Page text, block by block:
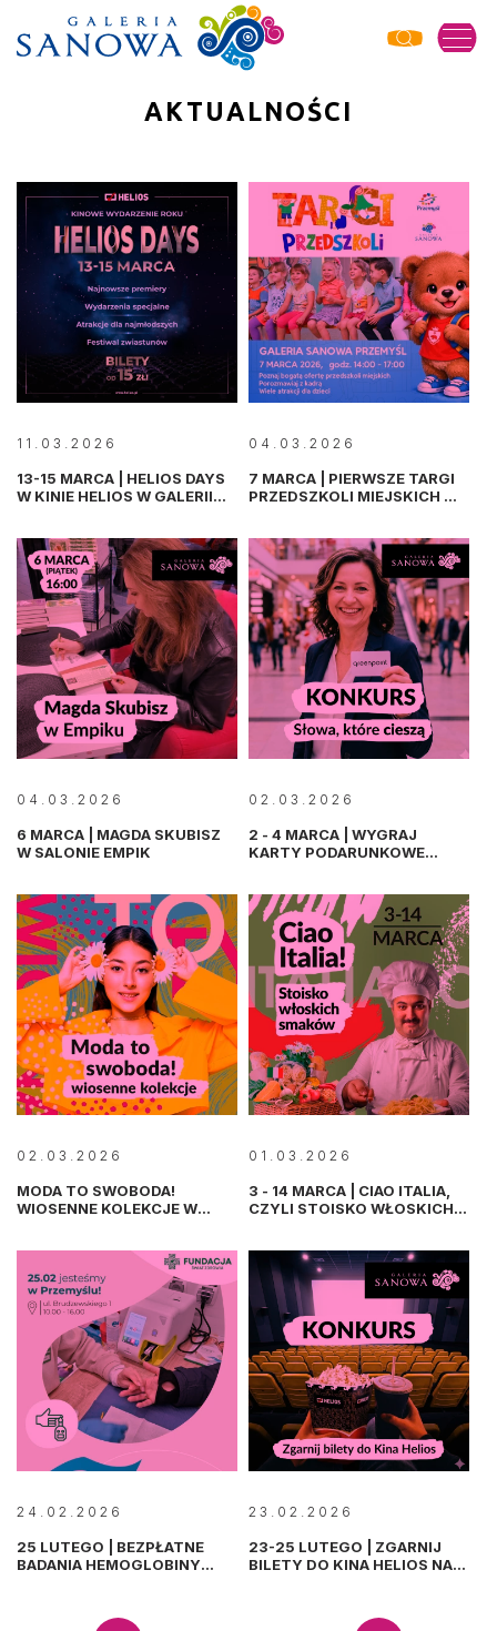
AKTUALNOŚCI
11.03.2026
13-15 MARCA | HELIOS DAYS
W KINIE HELIOS W GALERII
04.03.2026
7 MARCA | PIERWSZE TARGI
PRZEDSZKOLI MIEJSKICH W
04.03.2026
6 MARCA | MAGDA SKUBISZ
W SALONIE EMPIK
02.03.2026
2 - 4 MARCA | WYGRAJ
KARTY PODARUNKOWE
02.03.2026
MODA TO SWOBODA!
WIOSENNE KOLEKCJE W
01.03.2026
3 - 14 MARCA | CIAO ITALIA,
CZYLI STOISKO WŁOSKICH
24.02.2026
25 LUTEGO | BEZPŁATNE
BADANIA HEMOGLOBINY
23.02.2026
23-25 LUTEGO | ZGARNIJ
BILETY DO KINA HELIOS NA